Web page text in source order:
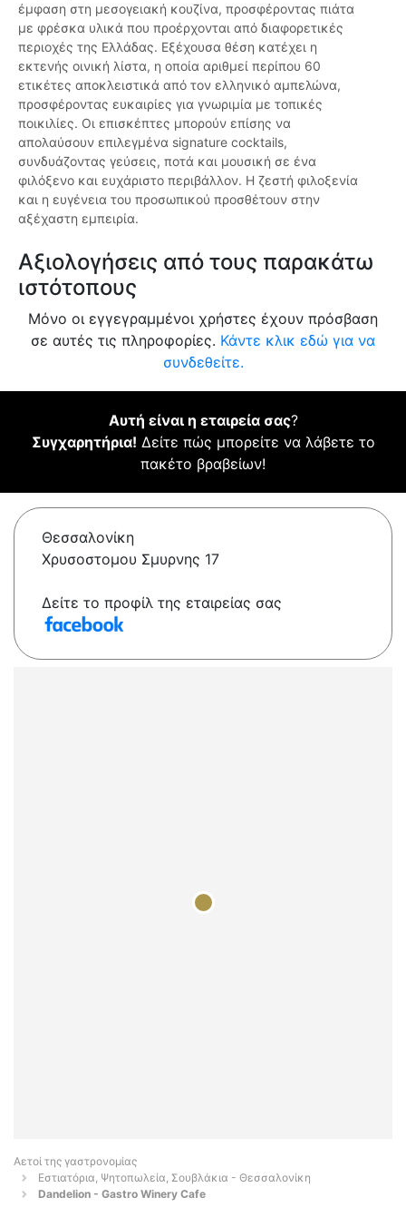
έμφαση στη μεσογειακή κουζίνα, προσφέροντας πιάτα
με φρέσκα υλικά που προέρχονται από διαφορετικές
περιοχές της Ελλάδας. Εξέχουσα θέση κατέχει η
εκτενής οινική λίστα, η οποία αριθμεί περίπου 60
ετικέτες αποκλειστικά από τον ελληνικό αμπελώνα,
προσφέροντας ευκαιρίες για γνωριμία με τοπικές
ποικιλίες. Οι επισκέπτες μπορούν επίσης να
απολαύσουν επιλεγμένα signature cocktails,
συνδυάζοντας γεύσεις, ποτά και μουσική σε ένα
φιλόξενο και ευχάριστο περιβάλλον. Η ζεστή φιλοξενία
και η ευγένεια του προσωπικού προσθέτουν στην
αξέχαστη εμπειρία.
Αξιολογήσεις από τους παρακάτω
ιστότοπους
Μόνο οι εγγεγραμμένοι χρήστες έχουν πρόσβαση
σε αυτές τις πληροφορίες. Κάντε κλικ εδώ για να
συνδεθείτε.
Αυτή είναι η εταιρεία σας?
Συγχαρητήρια! Δείτε πώς μπορείτε να λάβετε το
πακέτο βραβείων!
Θεσσαλονίκη
Χρυσοστομου Σμυρνης 17
Δείτε το προφίλ της εταιρείας σας
Αετοί της γαστρονομίας
Εστιατόρια, Ψητοπωλεία, Σουβλάκια - Θεσσαλονίκη
Dandelion - Gastro Winery Cafe